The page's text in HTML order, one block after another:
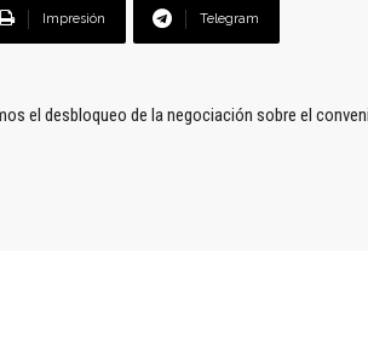
Impresión Telegram
el desbloqueo de la negociación sobre el